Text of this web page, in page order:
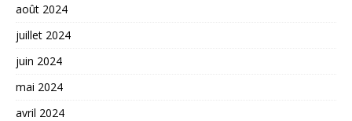
août 2024
juillet 2024
juin 2024
mai 2024
avril 2024